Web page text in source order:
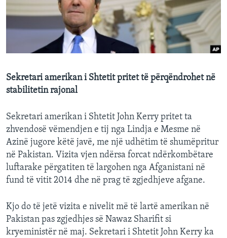
INTERVISTA
DITARI
Sekretari amerikan i Shtetit pritet të përqëndrohet në
stabilitetin rajonal
Sekretari amerikan i Shtetit John Kerry pritet ta
zhvendosë vëmendjen e tij nga Lindja e Mesme në
Azinë jugore këtë javë, me një udhëtim të shumëpritur
në Pakistan. Vizita vjen ndërsa forcat ndërkombëtare
luftarake përgatiten të largohen nga Afganistani në
fund të vitit 2014 dhe në prag të zgjedhjeve afgane.
Kjo do të jetë vizita e nivelit më të lartë amerikan në
Pakistan pas zgjedhjes së Nawaz Sharifit si
kryeministër në maj. Sekretari i Shtetit John Kerry ka